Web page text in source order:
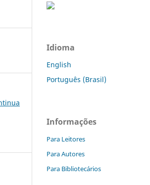
Idioma
English
Português (Brasil)
Informações
Para Leitores
Para Autores
Para Bibliotecários